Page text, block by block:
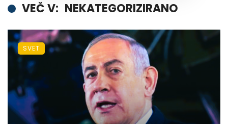
VEČ V: NEKATEGORIZIRANO
SVET